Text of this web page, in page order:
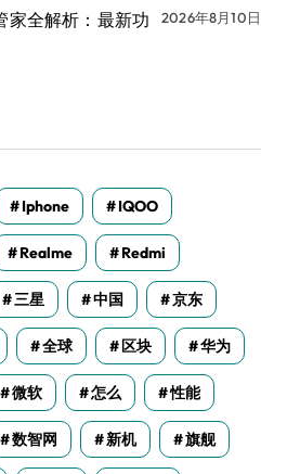
家全解析：最新功
2026年8月10日
Iphone IQOO
Realme Redmi
三星 中国 京东
全球 区块 华为
微软 怎么 性能
数智网 新机 旗舰